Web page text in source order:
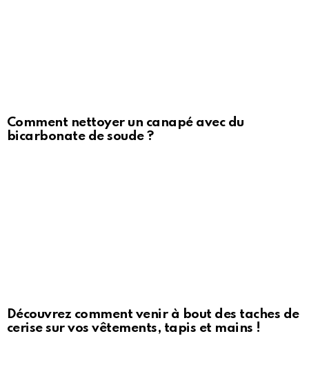
Comment nettoyer un canapé avec du
bicarbonate de soude ?
Découvrez comment venir à bout des taches de
cerise sur vos vêtements, tapis et mains !